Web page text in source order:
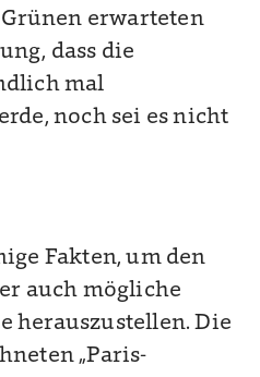
Grünen erwarteten
dass die
mal
noch sei es nicht
Fakten, um den
auch mögliche
herauszustellen. Die
„Paris-